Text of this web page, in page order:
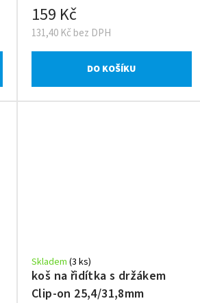
131,40 Kč bez DPH
159 Kč
DO KOŠÍKU
koš na řidítka s držákem
Clip-on 25,4/31,8mm
Skladem (3 ks)